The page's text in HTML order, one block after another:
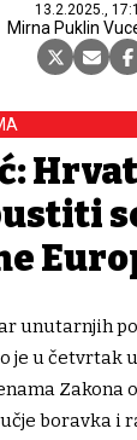
13.2.2025.,
Mirna Puklin
unutarnjih
je u četvrtak
Zakona
boravka i